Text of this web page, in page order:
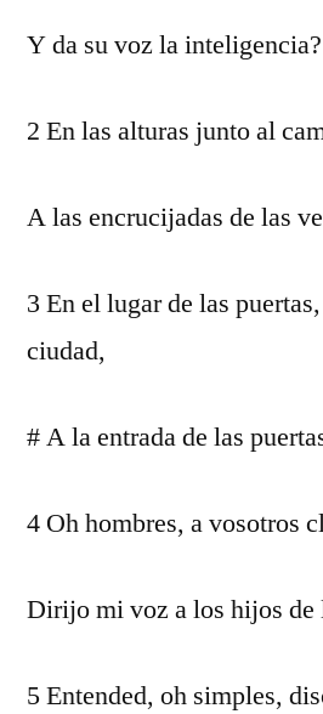
Y da su voz la inteligencia?
2 En las alturas junto al
A las encrucijadas de las
3 En el lugar de las
ciudad,
# A la entrada de las
4 Oh hombres, a vosotros
Dirijo mi voz a los hijos de
5 Entended, oh simples,